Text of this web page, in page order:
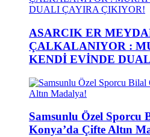
ASARCIK ER
ÇALKALANIYOR :
KENDİ EVİNDE
Samsunlu Özel Sporcu
Konya’da Çifte Altın